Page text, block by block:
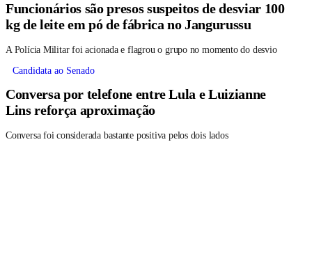
Funcionários são presos suspeitos de desviar 100
kg de leite em pó de fábrica no Jangurussu
A Polícia Militar foi acionada e flagrou o grupo no momento do desvio
Candidata ao Senado
Conversa por telefone entre Lula e Luizianne
Lins reforça aproximação
Conversa foi considerada bastante positiva pelos dois lados